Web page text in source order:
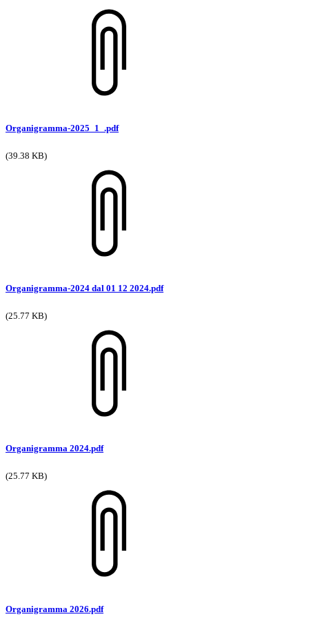
Organigramma-2025_1_.pdf
(39.38 KB)
Organigramma-2024 dal 01 12 2024.pdf
(25.77 KB)
Organigramma 2024.pdf
(25.77 KB)
Organigramma 2026.pdf